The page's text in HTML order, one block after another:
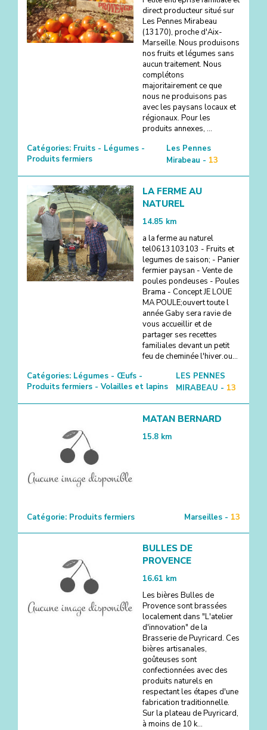
direct producteur situé sur
Les Pennes Mirabeau
(13170), proche d'Aix-
Marseille. Nous produisons
nos fruits et légumes sans
aucun traitement. Nous
complétons
majoritairement ce que
nous ne produisons pas
avec les paysans locaux et
régionaux. Pour les
produits annexes, ...
Catégories: Fruits - Légumes -
Produits fermiers
Les Pennes
Mirabeau - 13
LA FERME AU
NATUREL
14.85 km
a la ferme au naturel
tel0613103103 - Fruits et
legumes de saison; - Panier
fermier paysan - Vente de
poules pondeuses - Poules
Brama - Concept JE LOUE
MA POULE;ouvert toute l
année Gaby sera ravie de
vous accueillir et de
partager ses recettes
familiales devant un petit
feu de cheminée l'hiver.ou...
Catégories: Légumes - Œufs -
Produits fermiers - Volailles et lapins
LES PENNES
MIRABEAU - 13
MATAN BERNARD
15.8 km
Catégorie: Produits fermiers Marseilles - 13
BULLES DE
PROVENCE
16.61 km
Les bières Bulles de
Provence sont brassées
localement dans "L'atelier
d'innovation" de la
Brasserie de Puyricard. Ces
bières artisanales,
goûteuses sont
confectionnées avec des
produits naturels en
respectant les étapes d'une
fabrication traditionnelle.
Sur la plateau de Puyricard,
à moins de 10 k...